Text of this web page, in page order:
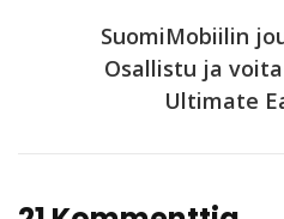
SuomiMobiilin
Osallistu ja
Ultimate